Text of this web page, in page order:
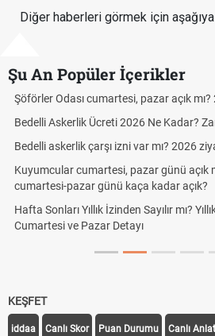
Diğer haberleri görmek için aşağıya
Şu An Popüler İçerikler
Aras Kargo Cumartesi-pazar açık
Cumartesi çalışma saatleri!
Türkiye'de Transfer Dönemi Ne
TFF Yabancı Oyuncu Kuralı Nedir?
Uygulanıyor?
KEŞFET
iddaa Canlı Skor Puan Durumu Canlı